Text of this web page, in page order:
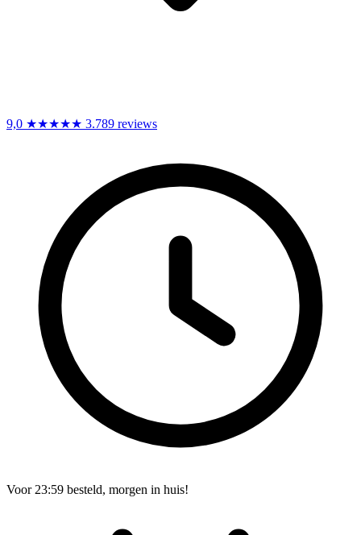
9,0 ★★★★★ 3.789 reviews
Voor 23:59 besteld, morgen in huis!